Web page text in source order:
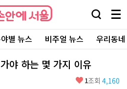
검
창
열
기
메
뉴
전
체
보
별 뉴스 비주얼 뉴스 우리동
야 하는 몇 가지 이유
좋
1조회 4,160